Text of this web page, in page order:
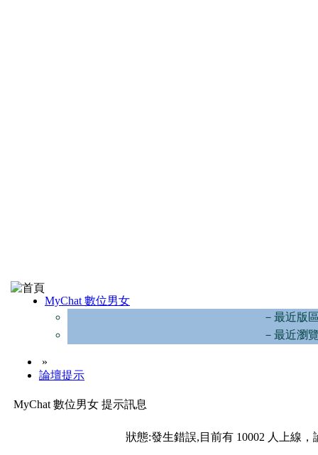
MyChat 數位男女
－最近版
－最近瀏
»
論壇提示
MyChat 數位男女 提示訊息
狀態:發生錯誤,目前有 10002 人上線